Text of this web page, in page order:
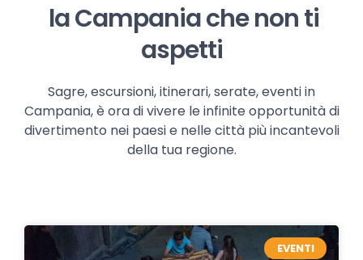
la Campania che non ti
aspetti
Sagre, escursioni, itinerari, serate, eventi in
Campania, è ora di vivere le infinite opportunità di
divertimento nei paesi e nelle città più incantevoli
della tua regione.
EVENTI